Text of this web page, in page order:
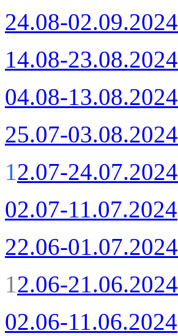
24.08-02.09.2024
14.08-23.08.2024
04.08-13.08.2024
25.07-03.08.2024
12.07-24.07.2024
02.07-11.07.2024
22.06-01.07.2024
12.06-21.06.2024
02.06-11.06.2024